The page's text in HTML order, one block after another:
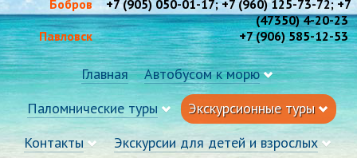
Бобров
+7 (905) 050-01-17; +7 (960) 125-73-72; +7
(47350) 4-20-23
Павловск
+7 (906) 585-12-53
Главная
Автобусом к морю
Паломнические туры
Экскурсионные туры
Контакты
Экскурсии для детей и взрослых